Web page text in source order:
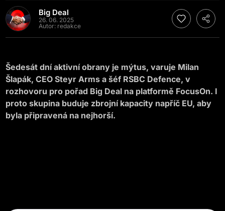
Big Deal
26. 06. 2025
Autor: redakce
Šedesát dní aktivní obrany je mýtus, varuje Milan
Šlapák, CEO Steyr Arms a šéf RSBC Defence, v
rozhovoru pro pořad Big Deal na platformě FocusOn. I
proto skupina buduje zbrojní kapacity napříč EU, aby
byla připravená na nejhorší.